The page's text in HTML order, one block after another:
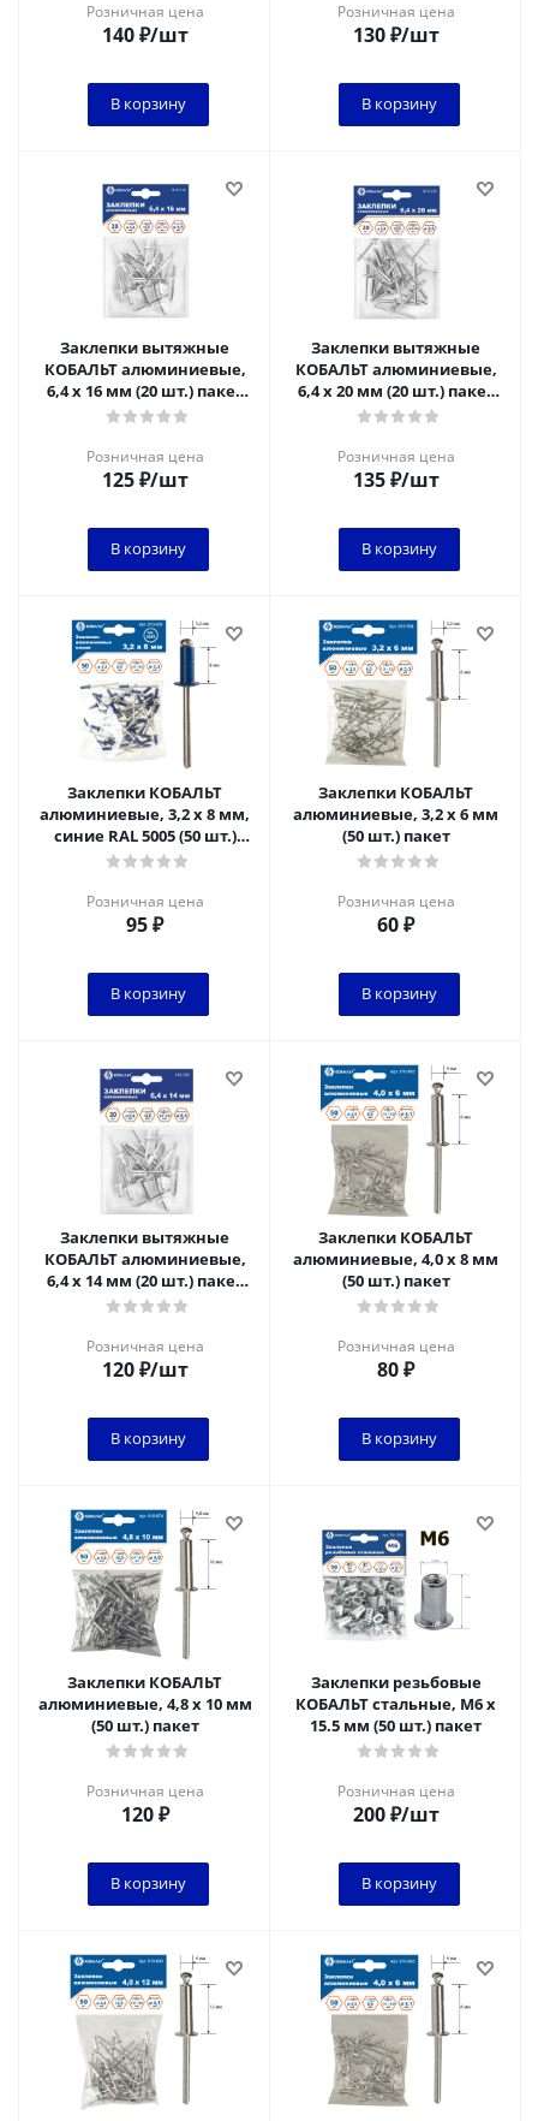
Розничная цена
140₽/шт
В корзину
Розничная цена
130₽/шт
В корзину
Заклепки вытяжные
КОБАЛЬТ алюминиевые,
6,4 х 16 мм (20 шт.) пакет
(918-312)
Розничная цена
125₽/шт
В корзину
Заклепки вытяжные
КОБАЛЬТ алюминиевые,
6,4 х 20 мм (20 шт.) пакет
(918-336)
Розничная цена
135₽/шт
В корзину
Заклепки КОБАЛЬТ
алюминиевые, 3,2 х 8 мм,
синие RAL 5005 (50 шт.)
пакет
Розничная цена
95₽
В корзину
Заклепки КОБАЛЬТ
алюминиевые, 3,2 х 6 мм
(50 шт.) пакет
Розничная цена
60₽
В корзину
Заклепки вытяжные
КОБАЛЬТ алюминиевые,
6,4 х 14 мм (20 шт.) пакет
(918-305)
Розничная цена
120₽/шт
В корзину
Заклепки КОБАЛЬТ
алюминиевые, 4,0 х 8 мм
(50 шт.) пакет
Розничная цена
80₽
В корзину
Заклепки КОБАЛЬТ
алюминиевые, 4,8 х 10 мм
(50 шт.) пакет
Розничная цена
120₽
В корзину
Заклепки резьбовые
КОБАЛЬТ стальные, M6 х
15.5 мм (50 шт.) пакет
Розничная цена
200₽/шт
В корзину